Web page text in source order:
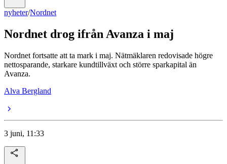
nyheter/Nordnet
Nordnet drog ifrån Avanza i maj
Nordnet fortsatte att ta mark i maj. Nätmäklaren redovisade högre
nettosparande, starkare kundtillväxt och större sparkapital än
Avanza.
Alva Bergland
3 juni, 11:33